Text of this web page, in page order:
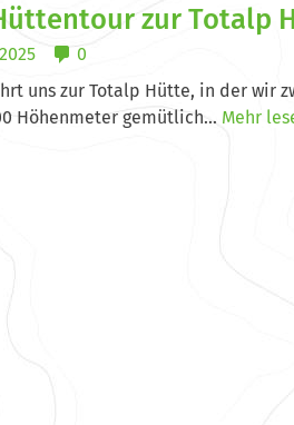
zur Totalp
0
uns zur Totalp Hütte, in der wir
Höhenmeter gemütlich... Mehr